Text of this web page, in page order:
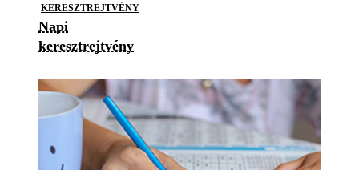
KERESZTREJTVÉNY
Napi
keresztrejtvény